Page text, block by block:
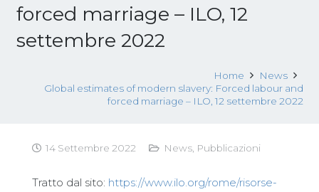
forced marriage – ILO, 12
settembre 2022
Home
News
Global estimates of modern slavery: Forced labour and
forced marriage – ILO, 12 settembre 2022
14 Settembre 2022 News, Pubblicazioni
Tratto dal sito: https://www.ilo.org/rome/risorse-